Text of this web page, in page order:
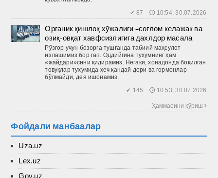
✔ 87 🕔 10:54, 30.07.2026
Органик қишлоқ хўжалиги –соғлом келажак ва
озиқ-овқат хавфсизлигига дахлдор масала
Рўзғор учун бозорга тушганда табиий маҳсулот
излашимиз бор гап. Оддийгина тухумнинг ҳам
«жайдари»сини қидирамиз. Негаки, хонадонда боқилган
товуқлар тухумида ҳеч қандай дори ва гормонлар
бўлмайди, дея ишонамиз.
✔ 145 🕔 10:53, 30.07.2026
Ҳаммасини кўриш 
Фойдали манбаалар
Uza.uz
Lex.uz
Gov.uz